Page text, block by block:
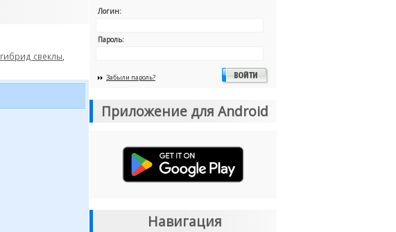
гибрид свеклы
Логин:
Пароль:
Забыли пароль?
Приложение для Android
Навигация